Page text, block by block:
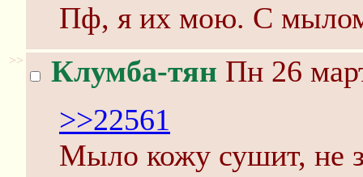
Пф, я их мою. С
>> Клумба-тян Пн 26
>>22561
Мыло кожу сушит, не